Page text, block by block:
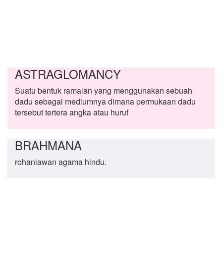
ASTRAGLOMANCY
Suatu bentuk ramalan yang menggunakan sebuah
dadu sebagai mediumnya dimana permukaan dadu
tersebut tertera angka atau huruf
BRAHMANA
rohaniawan agama hindu.